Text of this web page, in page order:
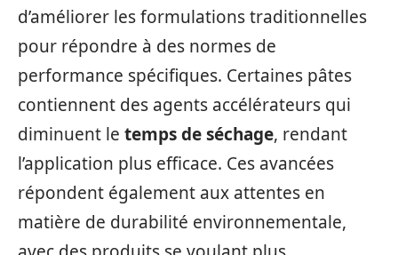
d’améliorer les formulations traditionnelles
pour répondre à des normes de
performance spécifiques. Certaines pâtes
contiennent des agents accélérateurs qui
diminuent le temps de séchage, rendant
l’application plus efficace. Ces avancées
répondent également aux attentes en
matière de durabilité environnementale,